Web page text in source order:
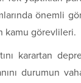
önemli
kamu görevlileri.
karartan
durumun